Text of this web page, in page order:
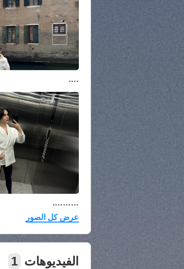
….
……….
عرض كل الصور
الفيديوهات 1